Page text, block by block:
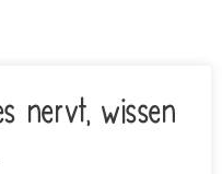
nervt, wissen